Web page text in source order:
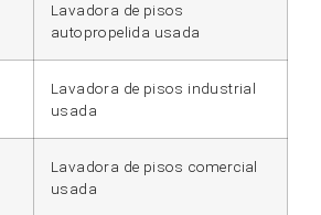
Lavadora de pisos
autopropelida usada
Lavadora de pisos industrial
usada
Lavadora de pisos comercial
usada